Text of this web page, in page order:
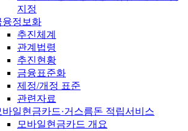
지정
융정보화
추진체계
관계법령
추진현황
금융표준화
제정/개정 표준
관련자료
바일현금카드·거스름돈 적립서비스
모바일현금카드 개요